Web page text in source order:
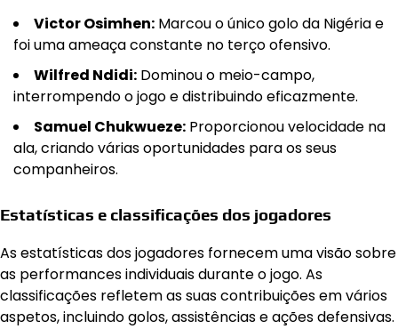
Victor Osimhen: Marcou o único golo da Nigéria e
foi uma ameaça constante no terço ofensivo.
Wilfred Ndidi: Dominou o meio-campo,
interrompendo o jogo e distribuindo eficazmente.
Samuel Chukwueze: Proporcionou velocidade na
ala, criando várias oportunidades para os seus
companheiros.
Estatísticas e classificações dos jogadores
As estatísticas dos jogadores fornecem uma visão sobre
as performances individuais durante o jogo. As
classificações refletem as suas contribuições em vários
aspetos, incluindo golos, assistências e ações defensivas.